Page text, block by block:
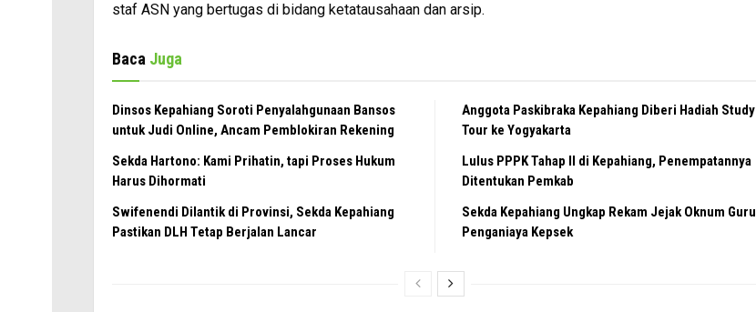
staf ASN yang bertugas di bidang ketatausahaan dan arsip.
Baca Juga
Dinsos Kepahiang Soroti Penyalahgunaan Bansos
untuk Judi Online, Ancam Pemblokiran Rekening
Sekda Hartono: Kami Prihatin, tapi Proses Hukum
Harus Dihormati
Swifenendi Dilantik di Provinsi, Sekda Kepahiang
Pastikan DLH Tetap Berjalan Lancar
Anggota Paskibraka Kepahiang Diberi Hadiah Study
Tour ke Yogyakarta
Lulus PPPK Tahap II di Kepahiang, Penempatannya
Ditentukan Pemkab
Sekda Kepahiang Ungkap Rekam Jejak Oknum Guru
Penganiaya Kepsek